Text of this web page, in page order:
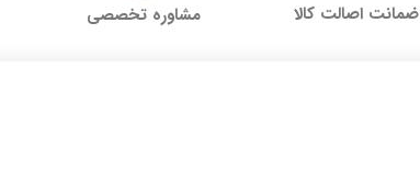
ضمانت اصالت کالا مشاوره تخصصی